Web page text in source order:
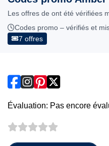
Les offres de ont été vérifiées
Codes promo – vérifiés et
7 offres
Évaluation: Pas encore